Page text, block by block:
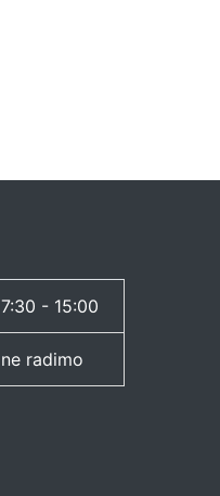
7:30 - 15:00
ne radimo